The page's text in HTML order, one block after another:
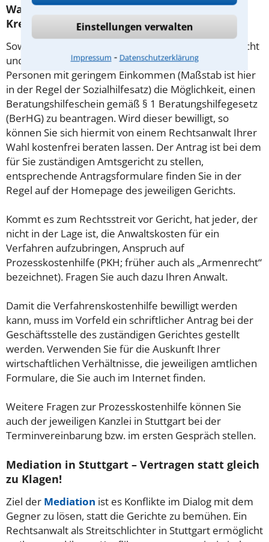
Einstellungen verwalten
Impressum ⁃ Datenschutzerklärung
Was tun wenn ich mir keinen Anwalt für
Kreditrecht leisten kann?
Soweit die Rechtsangelegenheit noch nicht vor Gericht
und eine Rechtsberatung notwendig ist, haben
Personen mit geringem Einkommen (Maßstab ist hier
in der Regel der Sozialhilfesatz) die Möglichkeit, einen
Beratungshilfeschein gemäß § 1 Beratungshilfegesetz
(BerHG) zu beantragen. Wird dieser bewilligt, so
können Sie sich hiermit von einem Rechtsanwalt Ihrer
Wahl kostenfrei beraten lassen. Der Antrag ist bei dem
für Sie zuständigen Amtsgericht zu stellen,
entsprechende Antragsformulare finden Sie in der
Regel auf der Homepage des jeweiligen Gerichts.
Kommt es zum Rechtsstreit vor Gericht, hat jeder, der
nicht in der Lage ist, die Anwaltskosten für ein
Verfahren aufzubringen, Anspruch auf
Prozesskostenhilfe (PKH; früher auch als „Armenrecht“
bezeichnet). Fragen Sie auch dazu Ihren Anwalt.
Damit die Verfahrenskostenhilfe bewilligt werden
kann, muss im Vorfeld ein schriftlicher Antrag bei der
Geschäftsstelle des zuständigen Gerichtes gestellt
werden. Verwenden Sie für die Auskunft Ihrer
wirtschaftlichen Verhältnisse, die jeweiligen amtlichen
Formulare, die Sie auch im Internet finden.
Weitere Fragen zur Prozesskostenhilfe können Sie
auch der jeweiligen Kanzlei in Stuttgart bei der
Terminvereinbarung bzw. im ersten Gespräch stellen.
Mediation in Stuttgart – Vertragen statt gleich
zu Klagen!
Ziel der Mediation ist es Konflikte im Dialog mit dem
Gegner zu lösen, statt die Gerichte zu bemühen. Ein
Rechtsanwalt als Streitschlichter in Stuttgart ermöglicht